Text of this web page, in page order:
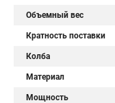
Объемный вес
Кратность поставки
Колба
Материал
Мощность